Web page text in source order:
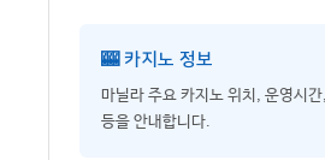
🎰 카지노 정보
마닐라 주요 카지노 위치, 운영시
등을 안내합니다.